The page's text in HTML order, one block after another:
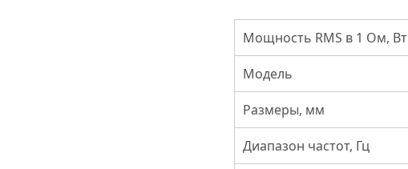
Мощность RMS в 1 Ом, Вт
Модель
Размеры, мм
Диапазон частот, Гц